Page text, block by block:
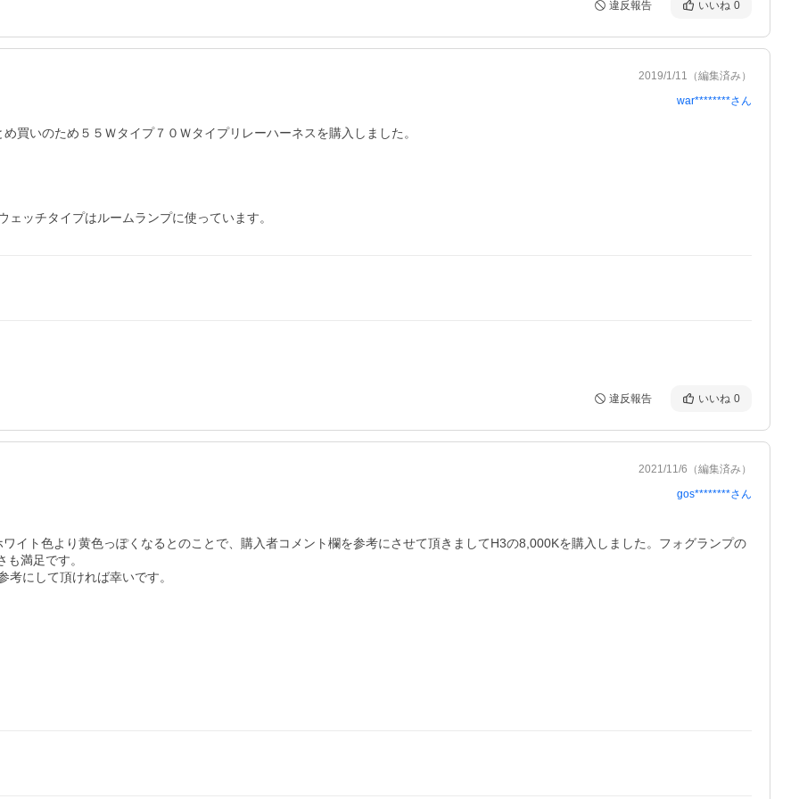
違反報告 いいね 0
2019/1/11 （編集済み）
war********さん
買いのため５５Ｗタイプ７０Ｗタイプリレーハーネスを購入しました。
ッチタイプはルームランプに使っています。
違反報告 いいね 0
2021/11/6 （編集済み）
gos********さん
イト色より黄色っぽくなるとのことで、購入者コメント欄を参考にさせて頂きましてH3の8,000Kを購入しました。フォグランプの
満足です。
にして頂ければ幸いです。